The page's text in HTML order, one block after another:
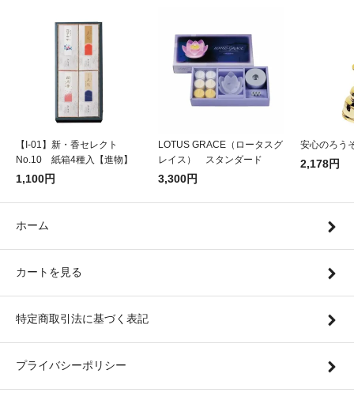
【I-01】新・香セレクト
No.10 紙箱4種入【進物】
1,100円
LOTUS GRACE（ロータスグ
レイス） スタンダード
3,300円
安心のろう
2,178円
ホーム
カートを見る
特定商取引法に基づく表記
プライバシーポリシー